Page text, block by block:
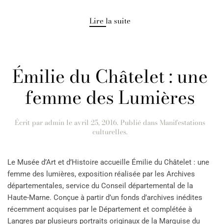
Lire la suite
Émilie du Châtelet : une
femme des Lumières
Écrit paradmin leavril 25, 2016. Publié dans Manifestations
culturelles.
Le Musée d’Art et d’Histoire accueille Émilie du Châtelet : une
femme des lumières, exposition réalisée par les Archives
départementales, service du Conseil départemental de la
Haute-Marne. Conçue à partir d’un fonds d’archives inédites
récemment acquises par le Département et complétée à
Langres par plusieurs portraits originaux de la Marquise du